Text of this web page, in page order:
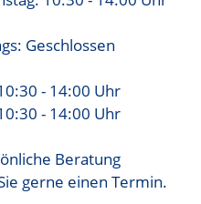
Geschlossen
- 14:00 Uhr
- 14:00 Uhr
Beratung
gerne einen Termin.